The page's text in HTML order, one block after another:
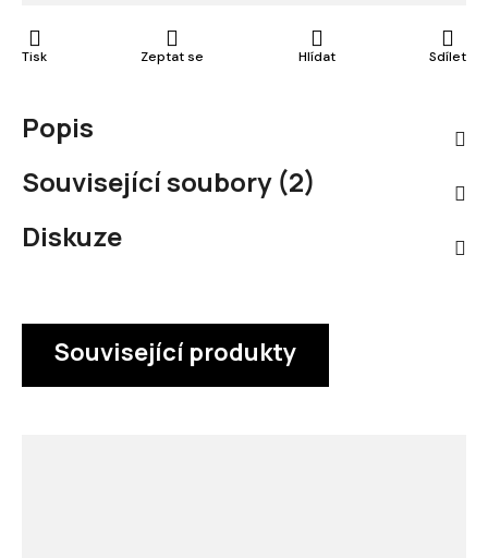
Tisk Zeptat se Hlídat Sdílet
Popis
Související soubory (2)
Diskuze
Související produkty